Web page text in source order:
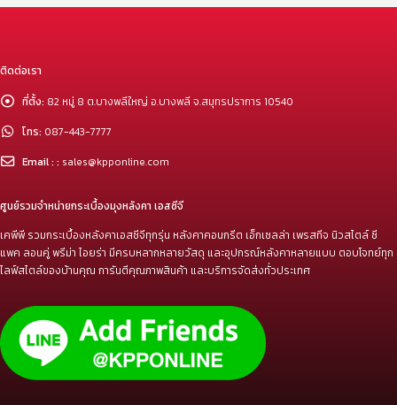
ติดต่อเรา
ที่ตั้ง: 82 หมู่ 8 ต.บางพลีใหญ่ อ.บางพลี จ.สมุทรปราการ 10540
โทร: 087-443-7777
Email : : sales@kpponline.com
ศูนย์รวมจำหน่ายกระเบื้องมุงหลังคา เอสซีจี
เคพีพี รวมกระเบื้องหลังคาเอสซีจีทุกรุ่น หลังคาคอนกรีต เอ็กเซลล่า เพรสทีจ นิวสไตล์ ซี
แพค ลอนคู่ พรีม่า ไอยร่า มีครบหลากหลายวัสดุ และอุปกรณ์หลังคาหลายแบบ ตอบโจทย์ทุก
ไลฟ์สไตล์ของบ้านคุณ การันตีคุณภาพสินค้า และบริการจัดส่งทั่วประเทศ